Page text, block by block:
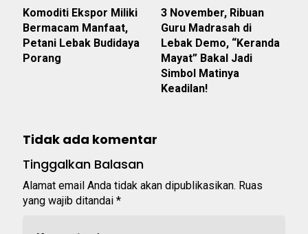
Komoditi Ekspor Miliki
Bermacam Manfaat,
Petani Lebak Budidaya
Porang
3 November, Ribuan
Guru Madrasah di
Lebak Demo, “Keranda
Mayat” Bakal Jadi
Simbol Matinya
Keadilan!
Tidak ada komentar
Tinggalkan Balasan
Alamat email Anda tidak akan dipublikasikan. Ruas
yang wajib ditandai *